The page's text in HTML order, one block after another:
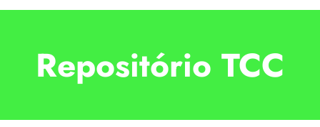
Repositório TCC